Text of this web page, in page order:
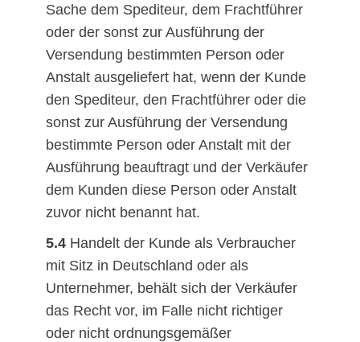
Sache dem Spediteur, dem Frachtführer
oder der sonst zur Ausführung der
Versendung bestimmten Person oder
Anstalt ausgeliefert hat, wenn der Kunde
den Spediteur, den Frachtführer oder die
sonst zur Ausführung der Versendung
bestimmte Person oder Anstalt mit der
Ausführung beauftragt und der Verkäufer
dem Kunden diese Person oder Anstalt
zuvor nicht benannt hat.
5.4Handelt der Kunde als Verbraucher
mit Sitz in Deutschland oder als
Unternehmer, behält sich der Verkäufer
das Recht vor, im Falle nicht richtiger
oder nicht ordnungsgemäßer